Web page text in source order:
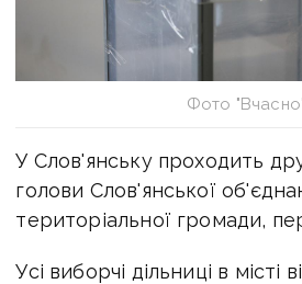
Фото
У Слов'янську проходить
голови Слов'янської
територіальної громади,
Усі виборчі дільниці в місті